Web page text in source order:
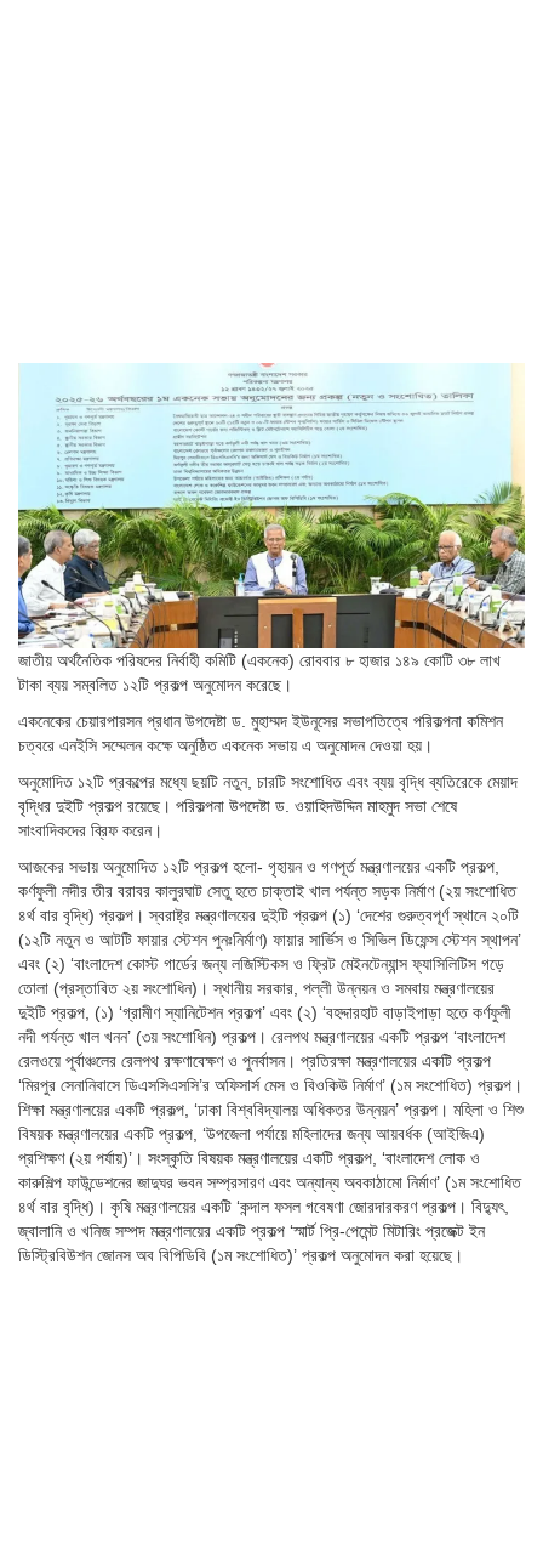
জাতীয় অর্থনৈতিক পরিষদের নির্বাহী কমিটি (একনেক) রোববার ৮ হাজার ১৪৯ কোটি ৩৮ লাখ
টাকা ব্যয় সম্বলিত ১২টি প্রকল্প অনুমোদন করেছে।
একনেকের চেয়ারপারসন প্রধান উপদেষ্টা ড. মুহাম্মদ ইউনূসের সভাপতিত্বে পরিকল্পনা কমিশন
চত্বরে এনইসি সম্মেলন কক্ষে অনুষ্ঠিত একনেক সভায় এ অনুমোদন দেওয়া হয়।
অনুমোদিত ১২টি প্রকল্পের মধ্যে ছয়টি নতুন, চারটি সংশোধিত এবং ব্যয় বৃদ্ধি ব্যতিরেকে মেয়াদ
বৃদ্ধির দুইটি প্রকল্প রয়েছে। পরিকল্পনা উপদেষ্টা ড. ওয়াহিদউদ্দিন মাহমুদ সভা শেষে
সাংবাদিকদের ব্রিফ করেন।
আজকের সভায় অনুমোদিত ১২টি প্রকল্প হলো- গৃহায়ন ও গণপূর্ত মন্ত্রণালয়ের একটি প্রকল্প,
কর্ণফুলী নদীর তীর বরাবর কালুরঘাট সেতু হতে চাক্তাই খাল পর্যন্ত সড়ক নির্মাণ (২য় সংশোধিত
৪র্থ বার বৃদ্ধি) প্রকল্প। স্বরাষ্ট্র মন্ত্রণালয়ের দুইটি প্রকল্প (১) ‘দেশের গুরুত্বপূর্ণ স্থানে ২০টি
(১২টি নতুন ও আটটি ফায়ার স্টেশন পুনঃনির্মাণ) ফায়ার সার্ভিস ও সিভিল ডিফেন্স স্টেশন স্থাপন’
এবং (২) ‘বাংলাদেশ কোস্ট গার্ডের জন্য লজিস্টিকস ও ফ্রিট মেইনটেন্যান্স ফ্যাসিলিটিস গড়ে
তোলা (প্রস্তাবিত ২য় সংশোধিন)। স্থানীয় সরকার, পল্লী উন্নয়ন ও সমবায় মন্ত্রণালয়ের
দুইটি প্রকল্প, (১) ‘গ্রামীণ স্যানিটেশন প্রকল্প’ এবং (২) ‘বহদ্দারহাট বাড়াইপাড়া হতে কর্ণফুলী
নদী পর্যন্ত খাল খনন’ (৩য় সংশোধিন) প্রকল্প। রেলপথ মন্ত্রণালয়ের একটি প্রকল্প ‘বাংলাদেশ
রেলওয়ে পূর্বাঞ্চলের রেলপথ রক্ষণাবেক্ষণ ও পুনর্বাসন। প্রতিরক্ষা মন্ত্রণালয়ের একটি প্রকল্প
‘মিরপুর সেনানিবাসে ডিএসসিএসসি’র অফিসার্স মেস ও বিওকিউ নির্মাণ’ (১ম সংশোধিত) প্রকল্প।
শিক্ষা মন্ত্রণালয়ের একটি প্রকল্প, ‘ঢাকা বিশ্ববিদ্যালয় অধিকতর উন্নয়ন’ প্রকল্প। মহিলা ও শিশু
বিষয়ক মন্ত্রণালয়ের একটি প্রকল্প, ‘উপজেলা পর্যায়ে মহিলাদের জন্য আয়বর্ধক (আইজিএ)
প্রশিক্ষণ (২য় পর্যায়)’। সংস্কৃতি বিষয়ক মন্ত্রণালয়ের একটি প্রকল্প, ‘বাংলাদেশ লোক ও
কারুশিল্প ফাউন্ডেশনের জাদুঘর ভবন সম্প্রসারণ এবং অন্যান্য অবকাঠামো নির্মাণ’ (১ম সংশোধিত
৪র্থ বার বৃদ্ধি)। কৃষি মন্ত্রণালয়ের একটি ‘কন্দাল ফসল গবেষণা জোরদারকরণ প্রকল্প। বিদ্যুৎ,
জ্বালানি ও খনিজ সম্পদ মন্ত্রণালয়ের একটি প্রকল্প ‘স্মার্ট প্রি-পেমেন্ট মিটারিং প্রজেক্ট ইন
ডিস্ট্রিবিউশন জোনস অব বিপিডিবি (১ম সংশোধিত)’ প্রকল্প অনুমোদন করা হয়েছে।